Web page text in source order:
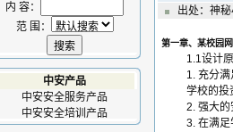
内 容：
范 围：
中安产品
中安安全服务产品
中安安全培训产品
出处：神
第一章、某校园
1.1设计
1. 充分
学校的投
2. 强大
3. 在满